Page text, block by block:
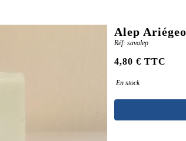
Alep
Réf: savalep
4,80 € TTC
En stock